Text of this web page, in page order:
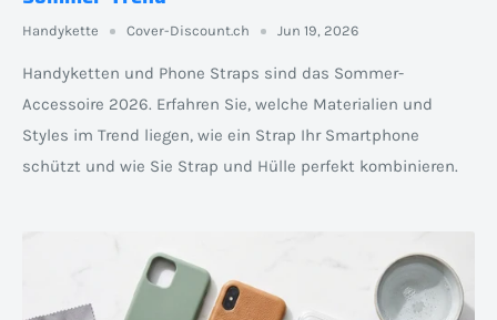
Handykette Cover-Discount.ch Jun 19, 2026
Handyketten und Phone Straps sind das Sommer-
Accessoire 2026. Erfahren Sie, welche Materialien und
Styles im Trend liegen, wie ein Strap Ihr Smartphone
schützt und wie Sie Strap und Hülle perfekt kombinieren.